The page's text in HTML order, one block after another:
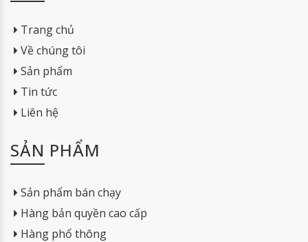
Trang chủ
Về chúng tôi
Sản phẩm
Tin tức
Liên hệ
SẢN PHẨM
Sản phẩm bán chạy
Hàng bản quyền cao cấp
Hàng phổ thông